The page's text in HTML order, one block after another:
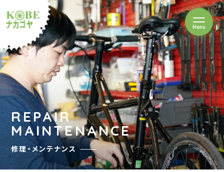
ルショップナカゴヤ
Menuを開閉
REPAIR
MAINTENANCE
修理・メンテナンス